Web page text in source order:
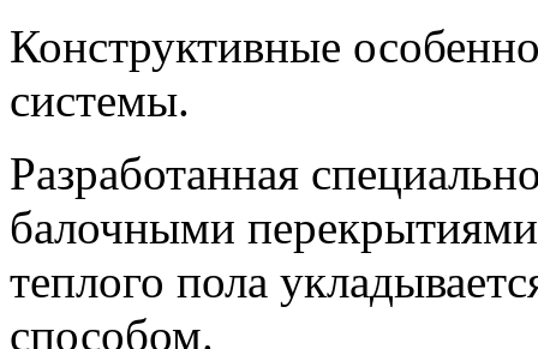
Конструктивные
системы.
Разработанная
балочными перекрытиями
теплого пола
способом.